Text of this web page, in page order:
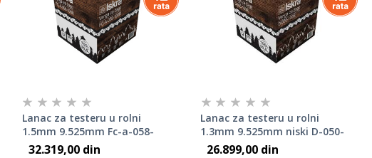
Lanac za testeru u rolni
1.5mm 9.525mm Fc-a-058-
100r
32.319,00 din
Lanac za testeru u rolni
1.3mm 9.525mm niski D-050-
100r
26.899,00 din